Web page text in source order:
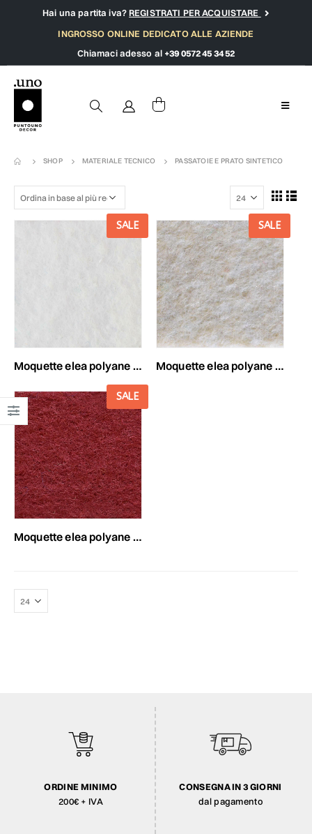
Hai una partita iva?REGISTRATI PER ACQUISTARE
INGROSSO ONLINE DEDICATO ALLE AZIENDE
Chiamaci adesso al +39 0572 45 34 52
SHOP MATERIALE TECNICO PASSATOIE E PRATO SINTETICO
SALE
moquette elea polyane 1x25 mt bianco-280
SALE
moquette elea polyane 1x25 mt avorio-238
SALE
moquette elea polyane 1x25 mt bordeaux-249
ORDINE MINIMO
200€ + IVA
CONSEGNA IN 3 GIORNI
dal pagamento